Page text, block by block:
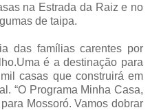
na Estrada da Raiz e no
de taipa.
das famílias carentes por
Uma é a destinação para
casas que construirá em
“O Programa Minha Casa,
Mossoró. Vamos dobrar